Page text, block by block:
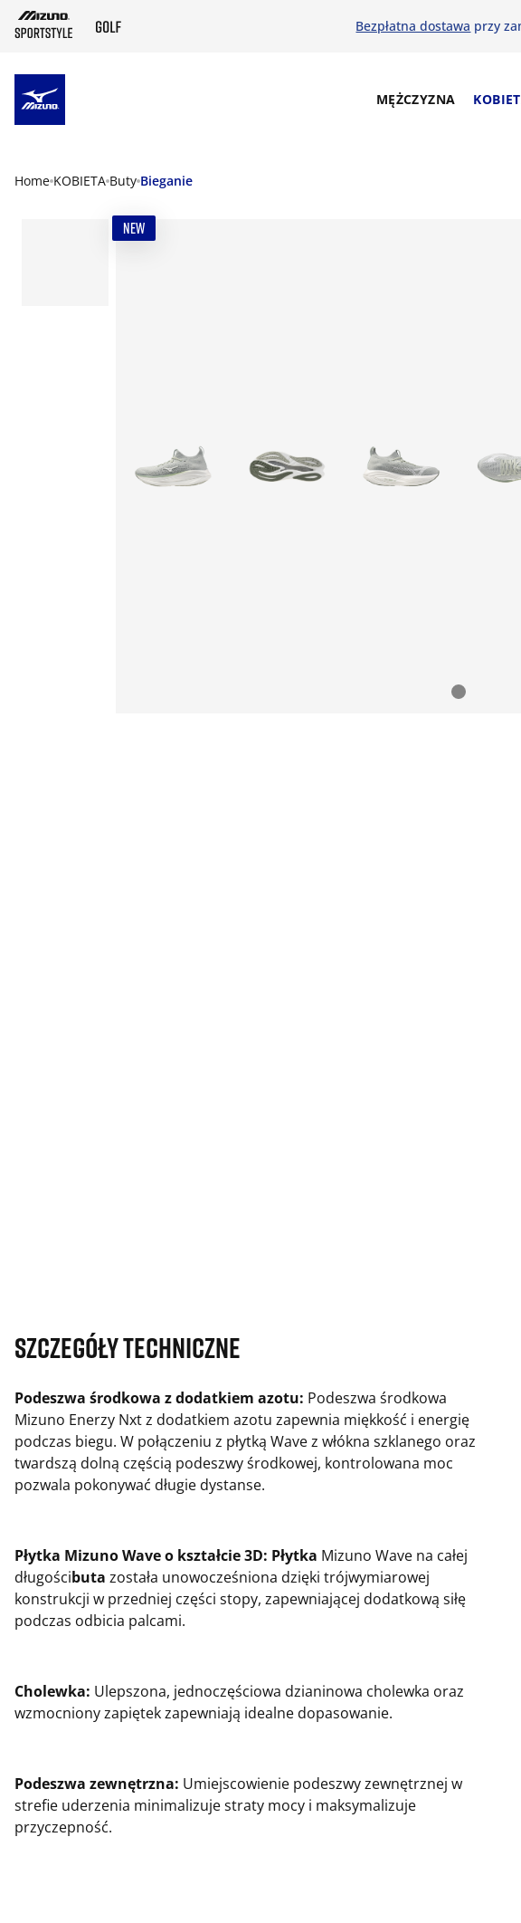
Bezpłatna dostawa przy
MĘŻCZYZNA
Home KOBIETA Buty Bieganie
NEW
Szczegóły techniczne
Podeszwa środkowa z dodatkiem azotu: Podeszwa środkowa
Mizuno Enerzy Nxt z dodatkiem azotu zapewnia miękkość i energię
podczas biegu. W połączeniu z płytką Wave z włókna szklanego oraz
twardszą dolną częścią podeszwy środkowej, kontrolowana moc
pozwala pokonywać długie dystanse.
Płytka Mizuno Wave o kształcie 3D: Płytka Mizuno Wave na całej
długościbuta została unowocześniona dzięki trójwymiarowej
konstrukcji w przedniej części stopy, zapewniającej dodatkową siłę
podczas odbicia palcami.
Cholewka: Ulepszona, jednoczęściowa dzianinowa cholewka oraz
wzmocniony zapiętek zapewniają idealne dopasowanie.
Podeszwa zewnętrzna: Umiejscowienie podeszwy zewnętrznej w
strefie uderzenia minimalizuje straty mocy i maksymalizuje
przyczepność.